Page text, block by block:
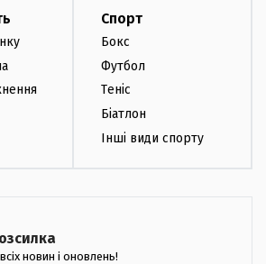
Спорт
Бокс
Футбол
Теніс
Біатлон
Інші види спорту
новин і оновлень!